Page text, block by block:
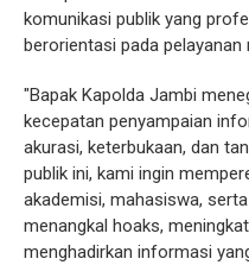
komunikasi publik yang
berorientasi pada pelayanan
"Bapak Kapolda Jambi
kecepatan penyampaian
akurasi, keterbukaan, dan
publik ini, kami ingin
akademisi, mahasiswa,
menangkal hoaks,
menghadirkan informasi